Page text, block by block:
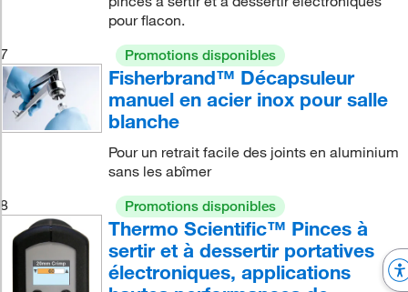
pour flacon.
7
Promotions disponibles
Fisherbrand™ Décapsuleur
manuel en acier inox pour salle
blanche
Pour un retrait facile des joints en aluminium
sans les abîmer
8
Promotions disponibles
Thermo Scientific™ Pinces à
sertir et à dessertir portatives
électroniques, applications